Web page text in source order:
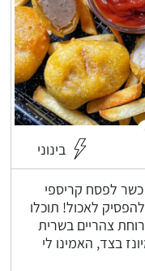
בינוני
לפסח קריספי
לאכול! תוכלו
צהריים בשרית
בצד, האמינו לי